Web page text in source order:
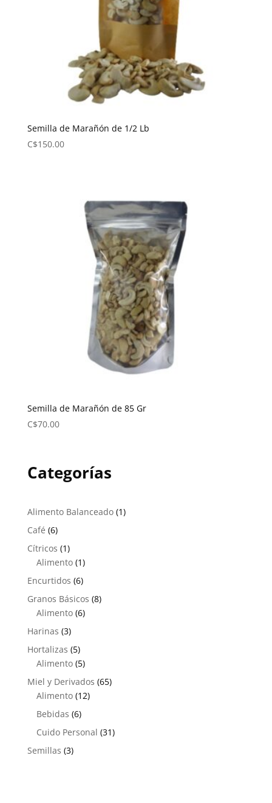
Semilla de Marañón de 1/2 Lb
C$150.00
Semilla de Marañón de 85 Gr
C$70.00
Categorías
Alimento Balanceado 11
Café 66
productos
Cítricos 11
producto
Alimento 11
producto
Encurtidos 66
productos
Granos Básicos 88
Alimento 66
Harinas 33
productos
Hortalizas 55
productos
Alimento 55
productos
Miel y Derivados 6565
Alimento 1212
Bebidas 66
productos
Cuido Personal 3131
Semillas 33